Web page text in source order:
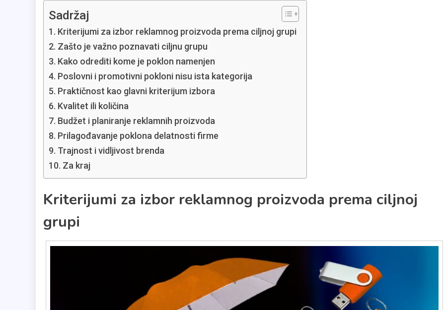
Sadržaj
Kriterijumi za izbor reklamnog proizvoda prema ciljnoj grupi
Zašto je važno poznavati ciljnu grupu
Kako odrediti kome je poklon namenjen
Poslovni i promotivni pokloni nisu ista kategorija
Praktičnost kao glavni kriterijum izbora
Kvalitet ili količina
Budžet i planiranje reklamnih proizvoda
Prilagođavanje poklona delatnosti firme
Trajnost i vidljivost brenda
Za kraj
Kriterijumi za izbor reklamnog proizvoda prema ciljnoj
grupi